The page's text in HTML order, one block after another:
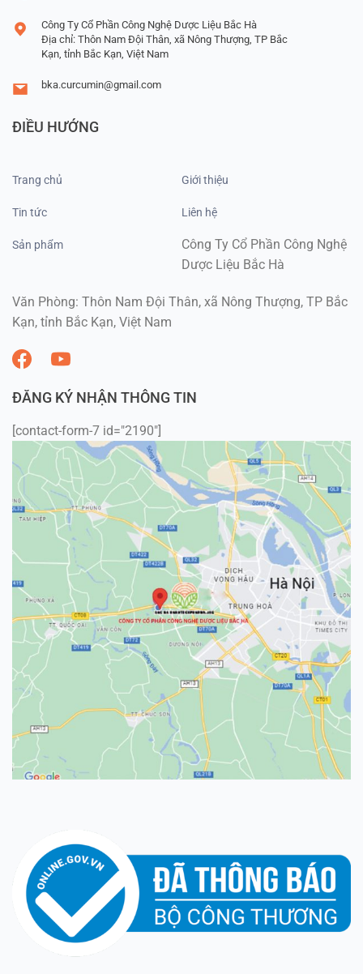
Công Ty Cổ Phần Công Nghệ Dược Liệu Bắc Hà
Địa chỉ: Thôn Nam Đội Thân, xã Nông Thượng, TP Bắc
Kạn, tỉnh Bắc Kạn, Việt Nam
bka.curcumin@gmail.com
ĐIỀU HƯỚNG
Trang chủ Giới thiệu
Tin tức Liên hệ
Sản phẩm
Công Ty Cổ Phần Công Nghệ
Dược Liệu Bắc Hà
Văn Phòng: Thôn Nam Đội Thân, xã Nông Thượng, TP Bắc
Kạn, tỉnh Bắc Kạn, Việt Nam
ĐĂNG KÝ NHẬN THÔNG TIN
[contact-form-7 id="2190"]